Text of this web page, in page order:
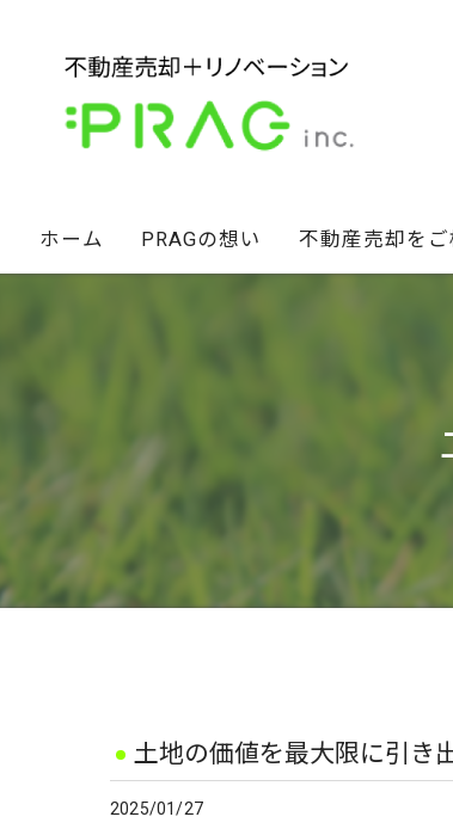
ホーム PRAGの想い 不動産売却を
土地の価値を最大限に引き
2025/01/27